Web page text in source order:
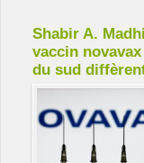
Shabir A.
vaccin
du sud